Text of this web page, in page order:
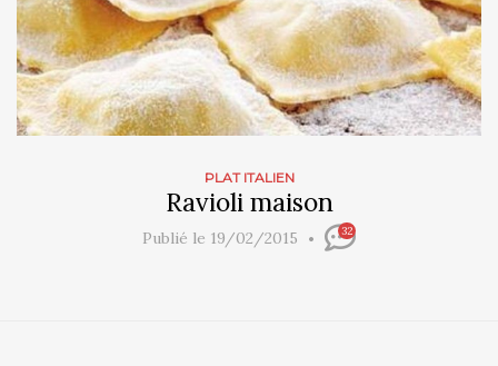
PLAT ITALIEN
Ravioli maison
Publié le 19/02/2015 32